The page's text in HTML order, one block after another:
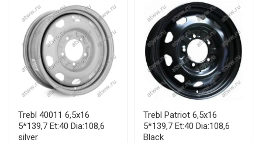
Trebl 40011 6,5x16
5*139,7 Et:40 Dia:108,6
silver
Trebl Patriot 6,5x16
5*139,7 Et:40 Dia:108,6
Black